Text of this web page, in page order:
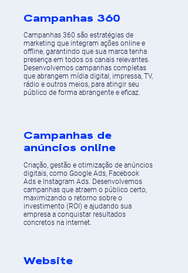
Campanhas 360
Campanhas 360 são estratégias de
marketing que integram ações online e
offline, garantindo que sua marca tenha
presença em todos os canais relevantes.
Desenvolvemos campanhas completas
que abrangem mídia digital, impressa, TV,
rádio e outros meios, para atingir seu
público de forma abrangente e eficaz.
Campanhas de
anúncios online
Criação, gestão e otimização de anúncios
digitais, como Google Ads, Facebook
Ads e Instagram Ads. Desenvolvemos
campanhas que atraem o público certo,
maximizando o retorno sobre o
investimento (ROI) e ajudando sua
empresa a conquistar resultados
concretos na internet.
Website